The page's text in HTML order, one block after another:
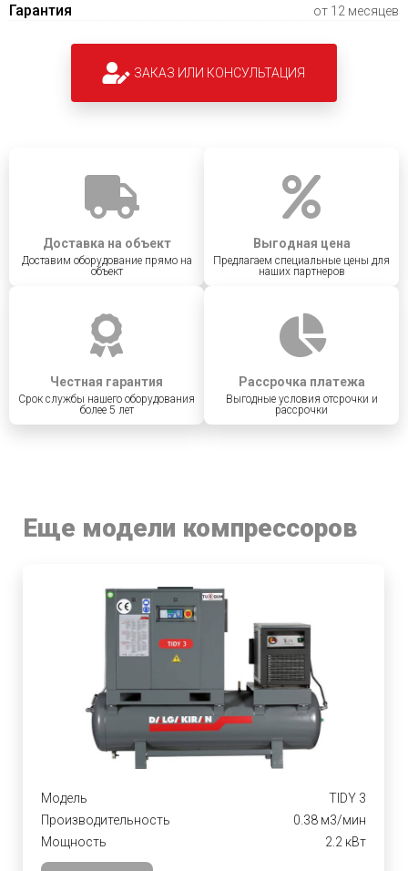
Гарантия от 12 месяцев
ЗАКАЗ ИЛИ КОНСУЛЬТАЦИЯ
Доставка на объект
Доставим оборудование прямо на
объект
Выгодная цена
Предлагаем специальные цены для
наших партнеров
Честная гарантия
Срок службы нашего оборудования
более 5 лет
Рассрочка платежа
Выгодные условия отсрочки и
рассрочки
Еще модели компрессоров
Модель
TIDY 3
Производительность
0.38 м3/мин
Мощность
2.2 кВт